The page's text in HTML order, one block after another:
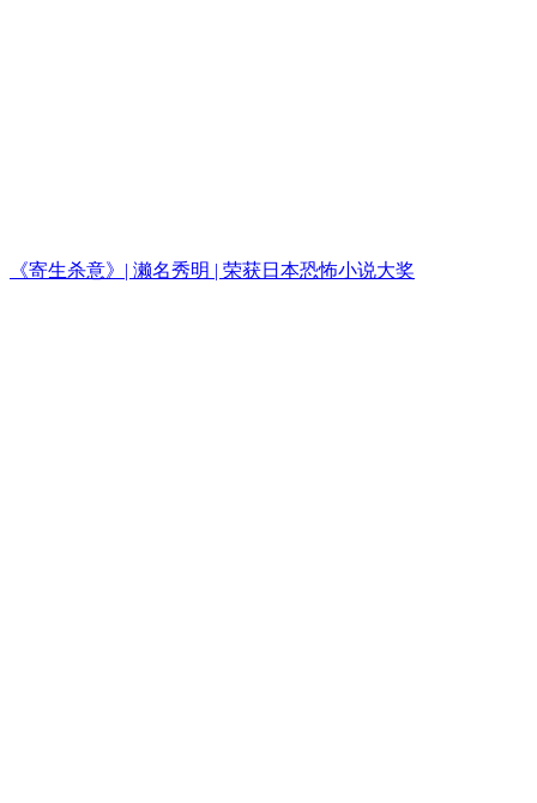
《寄生杀意》| 濑名秀明 | 荣获日本恐怖小说大奖